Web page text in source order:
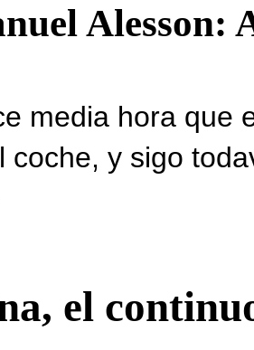
Alesson:
media hora que
coche, y sigo
el